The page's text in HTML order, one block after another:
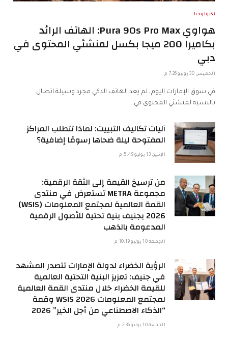
تكنولوجيا
هواوي Pura 90s Pro Max: الهاتف الرائد
بكاميرا 200 ميجا بكسل لمنشئي المحتوى في
دبي
الخميس 30 يوليو 7:26 م
في سوق الإمارات اليوم، لم يعد الهاتف الذكي مجرد وسيلة اتصال.
بالنسبة لمنشئي المحتوى في…
آليات تكاليف التبييت: لماذا تتطلب المراكز
المفتوحة ليلة ضحاها رسومًا إضافية؟
الإثنين 13 يوليو 5:49 م
من ترسيخ القيمة إلى الثقة الرقمية:
مجموعة METRA تستعرض في منتدى
القمة العالمية لمجتمع المعلومات (WSIS)
2026 بجنيف بنية تحتية للأصول الرقمية
المدعومة بالذهب
الجمعة 10 يوليو 10:19 م
الرؤية الخضراء لدولة الإمارات تتصدر المشهد
في جنيف: تعزيز البنية التحتية العالمية
للقيمة الخضراء خلال منتدى القمة العالمية
لمجتمع المعلومات WSIS 2026 وقمة
“الذكاء الاصطناعي من أجل الخير” 2026
الجمعة 10 يوليو 2:36 م